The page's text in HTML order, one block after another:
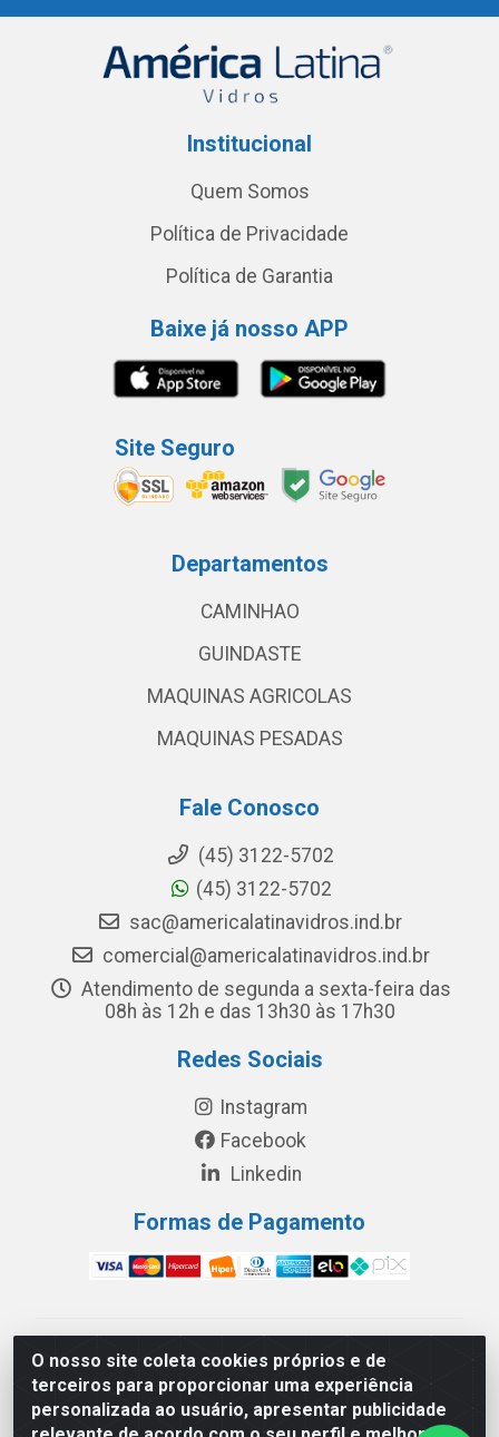
O nosso site coleta cookies próprios e de
terceiros para proporcionar uma experiência
personalizada ao usuário, apresentar publicidade
Institucional
Quem Somos
Política de Privacidade
Política de Garantia
Baixe já nosso APP
Site Seguro
Departamentos
CAMINHAO
GUINDASTE
MAQUINAS AGRICOLAS
MAQUINAS PESADAS
Fale Conosco
(45) 3122-5702
(45) 3122-5702
sac@americalatinavidros.ind.br
comercial@americalatinavidros.ind.br
Atendimento de segunda a sexta-feira das
08h às 12h e das 13h30 às 17h30
Redes Sociais
Instagram
Facebook
Linkedin
Formas de Pagamento
América Latina Indústria e Comércio de Vidros LTDA -
CNPJ 19.813.045/0001-03 - Rua Carlos Drummond de
Andrade, 151 Núcleo Industrial III – Cascavel/PR - CEP
85.811-530